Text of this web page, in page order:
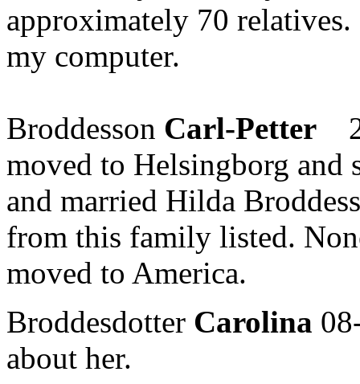
approximately 70
my computer.
Broddesson Carl-Petter
moved to Helsingborg and
and married Hilda
from this family listed.
moved to America.
Broddesdotter Carolina
about her.